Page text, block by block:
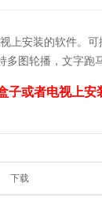
上安装的软件。
多图轮播，文字跑
子或者电视上安
下载